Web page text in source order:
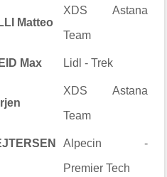
Matteo
XDS Astana
Team
Max Lidl - Trek
XDS Astana
Team
Alpecin -
Premier Tech